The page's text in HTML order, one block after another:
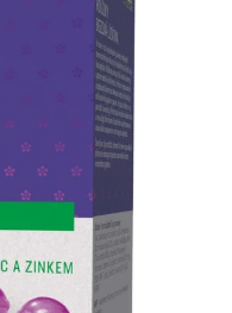
SHEFOOT VYŽIVUJÍCÍ A
PONOŽKY S BAM.
Kč